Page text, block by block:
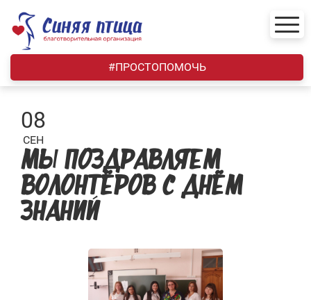
content
#ПРОСТОПОМОЧЬ
08
СЕН
МЫ ПОЗДРАВЛЯЕМ
ВОЛОНТЁРОВ С ДНЁМ
ЗНАНИЙ